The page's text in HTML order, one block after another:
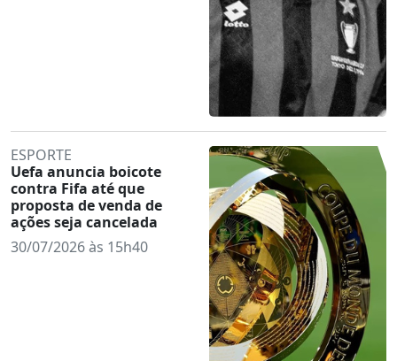
ESPORTE
Uefa anuncia boicote
contra Fifa até que
proposta de venda de
ações seja cancelada
30/07/2026 às 15h40